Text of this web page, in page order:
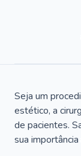
Seja um
estético, a
de pacientes.
sua importância